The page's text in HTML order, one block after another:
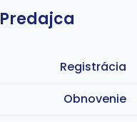
Predajca
Registrácia
Obnovenie